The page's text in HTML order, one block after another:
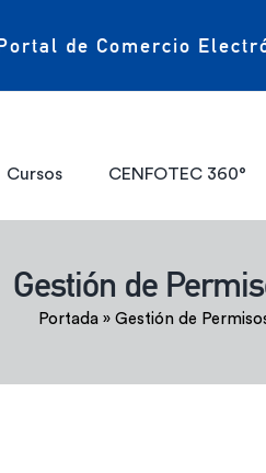
de Comercio
Cursos CENFOTEC 360°
Gestión de
Portada » Gestión de